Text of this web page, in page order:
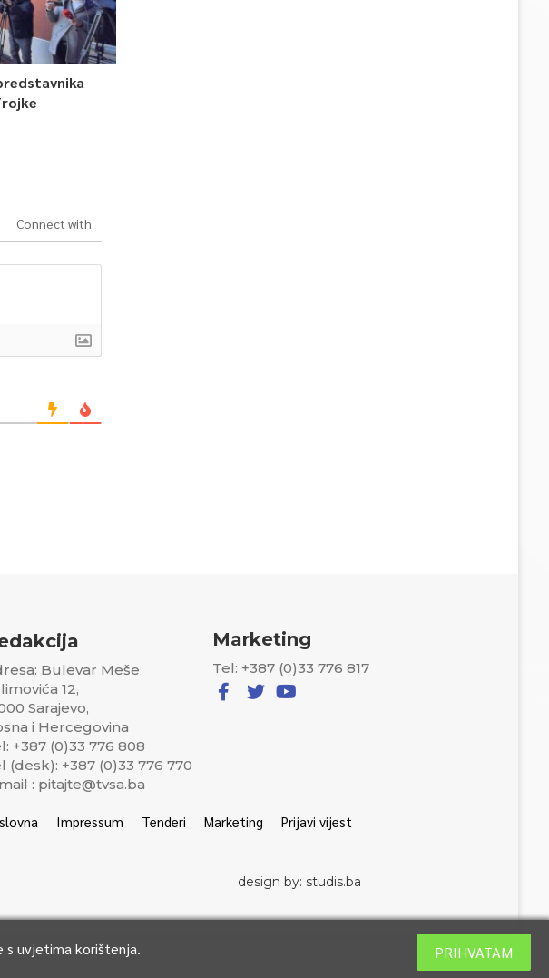
Connect with
Bulevar Meše
12,
Sarajevo,
i Hercegovina
+387 (0)33 776 808
(desk): +387 (0)33 776 770
: pitajte@tvsa.ba
Marketing
Tel: +387 (0)33 776 817
Impressum Tenderi Marketing Prijavi vijest
design by: studis.ba
s uvjetima korištenja. PRIHVATAM